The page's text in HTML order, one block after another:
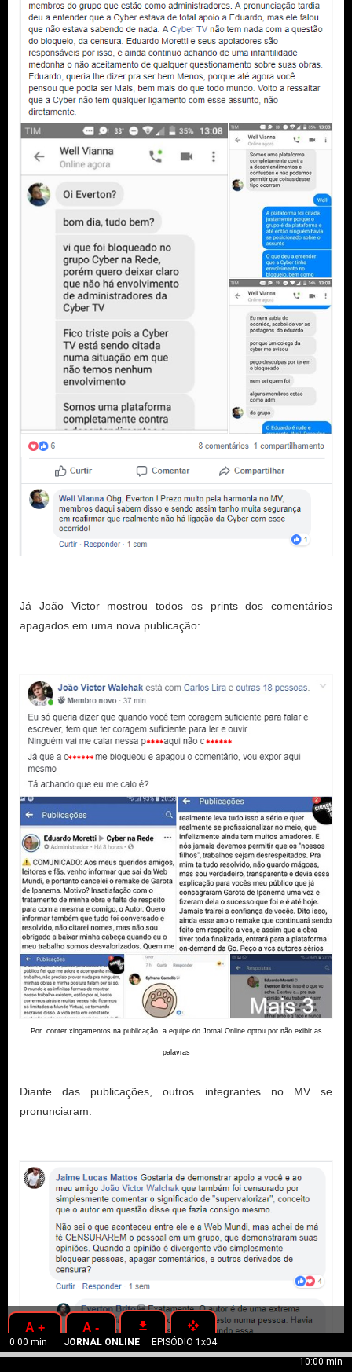
0:00 min JORNAL ONLINE EPISÓDIO 1x04
10:00 min
A + A - get_app open_with
Já João Victor mostrou todos os prints dos comentários
apagados em uma nova publicação:
Por conter xingamentos na publicação, a equipe do Jornal Online optou por não exibir as
palavras
Diante das publicações, outros integrantes no MV se
pronunciaram: